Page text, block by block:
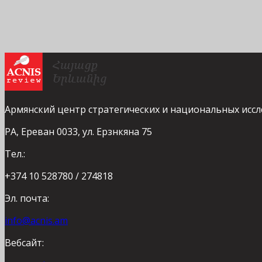
Армянский центр стратегических и национальных
РА, Ереван 0033, ул. Ерзнкяна 75
Тел.:
+374 10 528780 / 274818
Эл. почта:
info@acnis.am
Вебсайт: